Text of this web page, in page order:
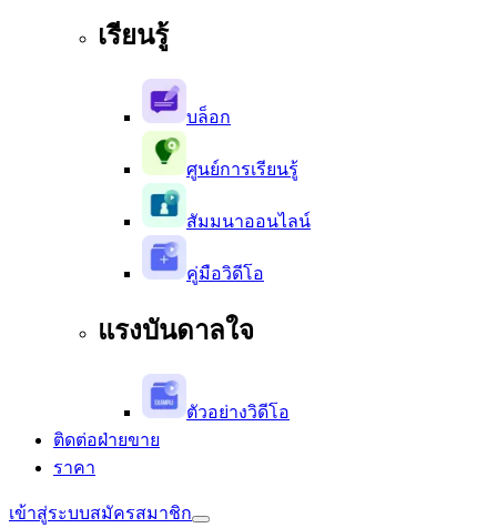
เรียนรู้
บล็อก
ศูนย์การเรียนรู้
สัมมนาออนไลน์
คู่มือวิดีโอ
แรงบันดาลใจ
ตัวอย่างวิดีโอ
ติดต่อฝ่ายขาย
ราคา
เข้าสู่ระบบสมัครสมาชิก